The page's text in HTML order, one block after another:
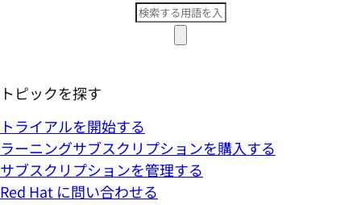
トピックを探す
トライアルを開始する
ラーニングサブスクリプションを購入する
サブスクリプションを管理する
Red Hat に問い合わせる